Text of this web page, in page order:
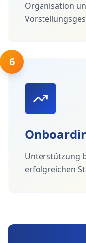
Organisation
6
Unterstützung
erfolgreichen